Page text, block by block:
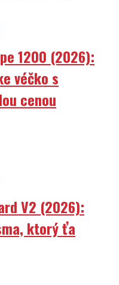
1200 (2026):
véčko s
cenou
V2 (2026):
ktorý ťa